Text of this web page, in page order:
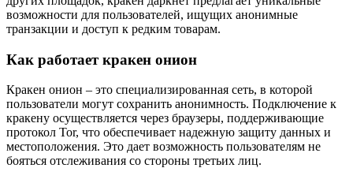
возможности для пользователей, ищущих анонимные
транзакции и доступ к редким товарам.
Как работает кракен онион
Кракен онион – это специализированная сеть, в которой
пользователи могут сохранить анонимность. Подключение к
кракену осуществляется через браузеры, поддерживающие
протокол Tor, что обеспечивает надежную защиту данных и
местоположения. Это дает возможность пользователям не
бояться отслеживания со стороны третьих лиц.